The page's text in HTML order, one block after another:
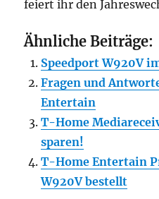
feiert ihr den
Ähnliche Beiträge:
Speedport W920V
Fragen und
Entertain
T-Home
sparen!
T-Home Entertain
W920V bestellt